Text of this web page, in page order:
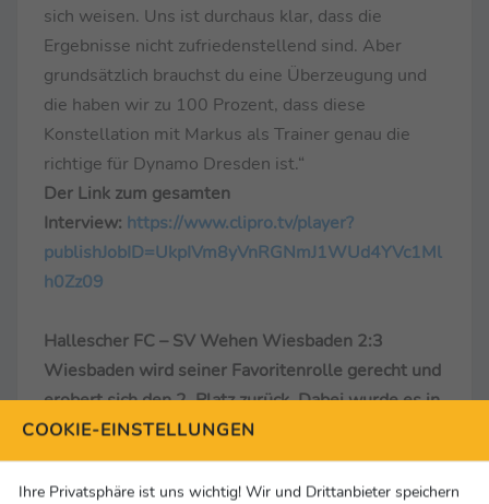
sich weisen. Uns ist durchaus klar, dass die
Ergebnisse nicht zufriedenstellend sind. Aber
grundsätzlich brauchst du eine Überzeugung und
die haben wir zu 100 Prozent, dass diese
Konstellation mit Markus als Trainer genau die
richtige für Dynamo Dresden ist.“
Der Link zum gesamten
Interview: https://www.clipro.tv/player?
publishJobID=UkpIVm8yVnRGNmJ1WUd4YVc1Ml
h0Zz09
Hallescher FC – SV Wehen Wiesbaden 2:3
Wiesbaden wird seiner Favoritenrolle gerecht und
erobert sich den 2. Platz zurück. Dabei wurde es in
der Schlussphase nochmal richtig spannend. Nach
dem 3:0 in der 68. Minute schien alles klar, doch
Halle kam nochmal zurück und verkürzte acht
COOKIE-EINSTELLUNGEN
Ihre Privatsphäre ist uns wichtig! Wir und Drittanbieter speichern